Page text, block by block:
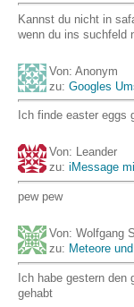
Kannst du nicht in
wenn du ins suchfeld
Von: Anonym
zu: Googles
Ich finde easter eggs
Von: Leander
zu: iMessage
pew pew
Von: Wolfgang
zu: Meteore
Ich habe gestern
gehabt